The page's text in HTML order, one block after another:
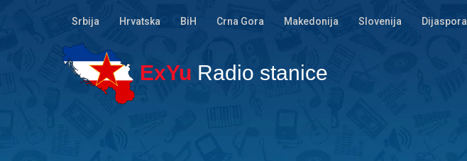
Srbija Hrvatska BiH Crna Gora Makedonija Slovenija Dijaspora
ExYu Radio stanice